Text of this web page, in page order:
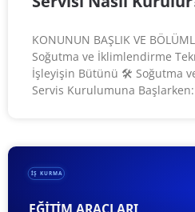
KONUNUN BAŞLIK VE
Soğutma ve İklimlendirme
İşleyişin Bütünü 🛠️ Soğutma
Servis Kurulumuna